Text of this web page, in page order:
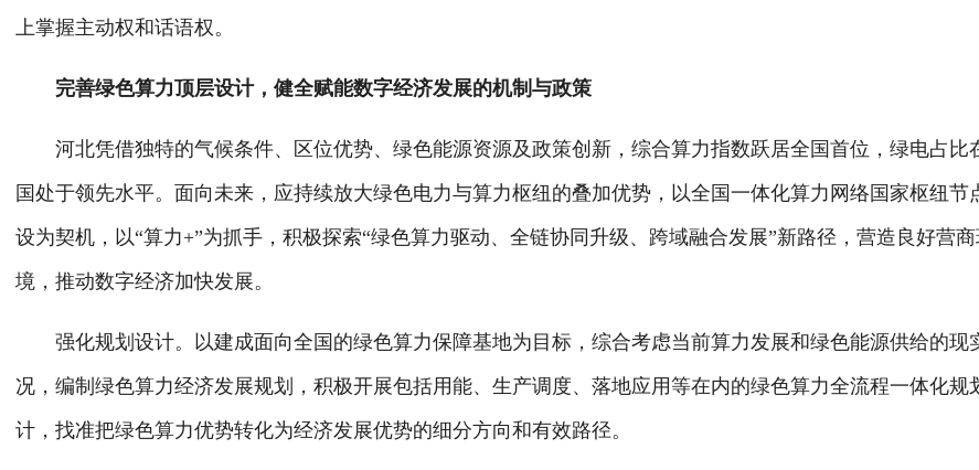
上掌握主动权和话语权。
完善绿色算力顶层设计，健全赋能数字经济发展的机制与政策
河北凭借独特的气候条件、区位优势、绿色能源资源及政策创新，综合算力指数跃居全国首位，绿电占比
国处于领先水平。面向未来，应持续放大绿色电力与算力枢纽的叠加优势，以全国一体化算力网络国家枢纽节
设为契机，以“算力+”为抓手，积极探索“绿色算力驱动、全链协同升级、跨域融合发展”新路径，营造良好营商
境，推动数字经济加快发展。
强化规划设计。以建成面向全国的绿色算力保障基地为目标，综合考虑当前算力发展和绿色能源供给的现
况，编制绿色算力经济发展规划，积极开展包括用能、生产调度、落地应用等在内的绿色算力全流程一体化规
计，找准把绿色算力优势转化为经济发展优势的细分方向和有效路径。